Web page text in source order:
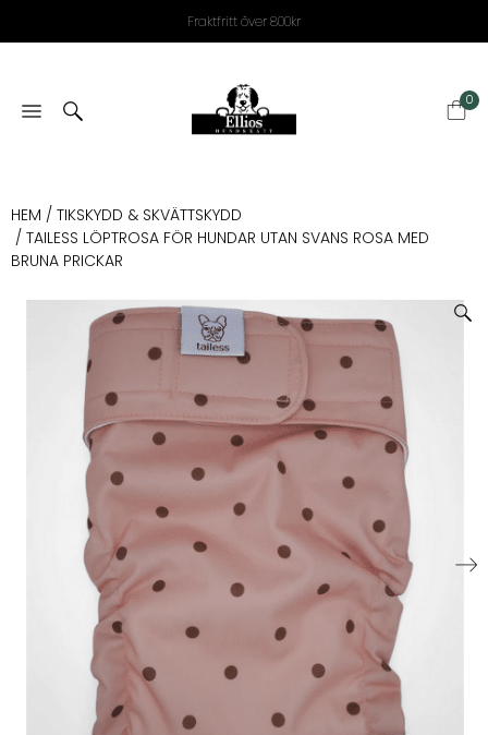
Fraktfritt över 800kr
0
HEM / TIKSKYDD & SKVÄTTSKYDD
/ TAILESS LÖPTROSA FÖR HUNDAR UTAN SVANS ROSA MED
BRUNA PRICKAR